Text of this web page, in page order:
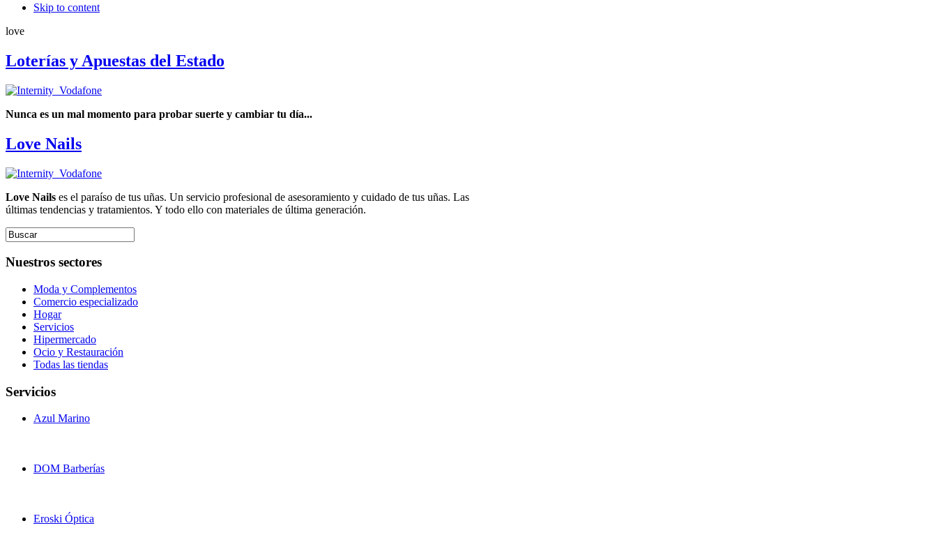
Skip to content
love
Loterías y Apuestas del Estado
Nunca es un mal momento para probar suerte y cambiar tu día...
Love Nails
Love Nails es el paraíso de tus uñas. Un servicio profesional de asesoramiento y cuidado de tus uñas. Las
últimas tendencias y tratamientos. Y todo ello con materiales de última generación.
Nuestros sectores
Moda y Complementos
Comercio especializado
Hogar
Servicios
Hipermercado
Ocio y Restauración
Todas las tiendas
Servicios
Azul Marino
DOM Barberías
Eroski Óptica